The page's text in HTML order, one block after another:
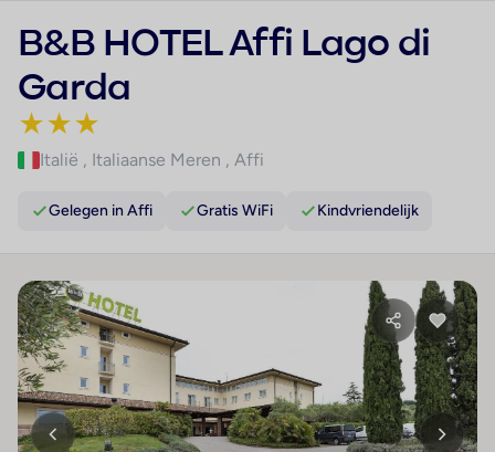
B&B HOTEL Affi Lago di
Garda
★★★
Italië , Italiaanse Meren , Affi
Gelegen in Affi Gratis WiFi Kindvriendelijk